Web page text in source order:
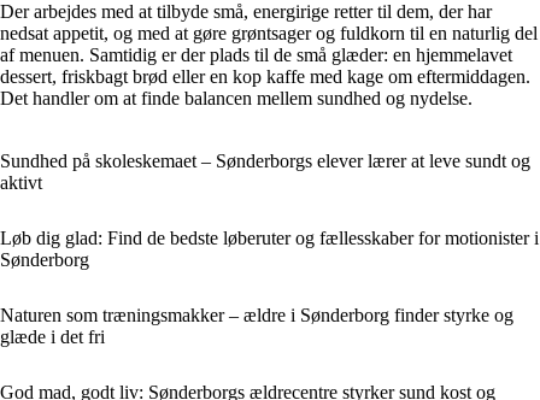
Der arbejdes med at tilbyde små, energirige retter til dem, der har
nedsat appetit, og med at gøre grøntsager og fuldkorn til en naturlig del
af menuen. Samtidig er der plads til de små glæder: en hjemmelavet
dessert, friskbagt brød eller en kop kaffe med kage om eftermiddagen.
Det handler om at finde balancen mellem sundhed og nydelse.
Sundhed på skoleskemaet – Sønderborgs elever lærer at leve sundt og
aktivt
Løb dig glad: Find de bedste løberuter og fællesskaber for motionister i
Sønderborg
Naturen som træningsmakker – ældre i Sønderborg finder styrke og
glæde i det fri
God mad, godt liv: Sønderborgs ældrecentre styrker sund kost og